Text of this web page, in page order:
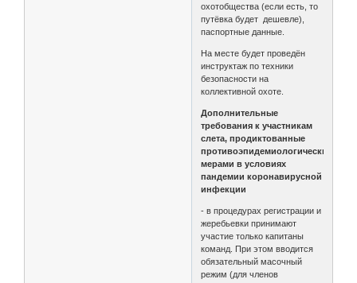
охотобщества (если есть, то
путёвка будет дешевле),
паспортные данные.
На месте будет проведён
инструктаж по техники
безопасности на
коллективной охоте.
Дополнительные
требования к участникам
слета, продиктованные
противоэпидемиологическими
мерами в условиях
пандемии коронавирусной
инфекции
- в процедурах регистрации и
жеребьевки принимают
участие только капитаны
команд. При этом вводится
обязательный масочный
режим (для членов